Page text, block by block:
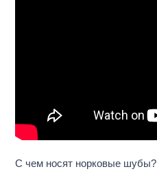
С чем носят норковые шубы?